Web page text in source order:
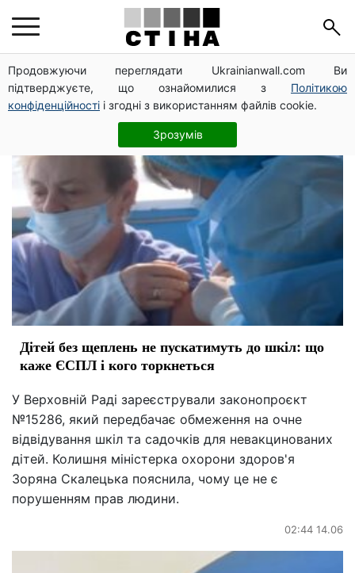
Продовжуючи переглядати Ukrainianwall.com Ви
підтверджуєте, що ознайомилися з Політикою
конфіденційності і згодні з використанням файлів cookie.
Зрозумів
вакцинация
Дітей без щеплень не пускатимуть до шкіл: що
каже ЄСПЛ і кого торкнеться
У Верховній Раді зареєстрували законопроєкт
№15286, який передбачає обмеження на очне
відвідування шкіл та садочків для невакцинованих
дітей. Колишня міністерка охорони здоров'я
Зоряна Скалецька пояснила, чому це не є
порушенням прав людини.
02:44 14.06